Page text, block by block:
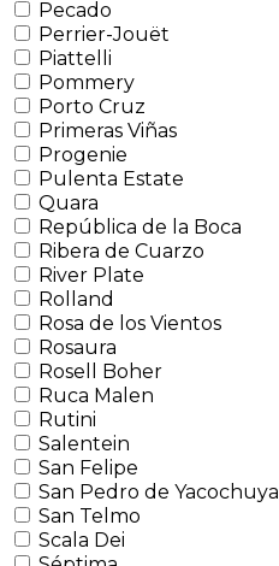
Pecado
Perrier-Jouët
Piattelli
Pommery
Porto Cruz
Primeras Viñas
Progenie
Pulenta Estate
Quara
República de la Boca
Ribera de Cuarzo
River Plate
Rolland
Rosa de los Vientos
Rosaura
Rosell Boher
Ruca Malen
Rutini
Salentein
San Felipe
San Pedro de Yacochuya
San Telmo
Scala Dei